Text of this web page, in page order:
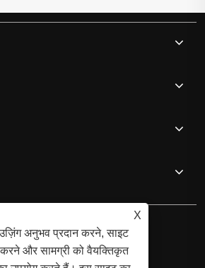
X
अनुभव प्रदान करने, साइट
और सामग्री को वैयक्तिकृत